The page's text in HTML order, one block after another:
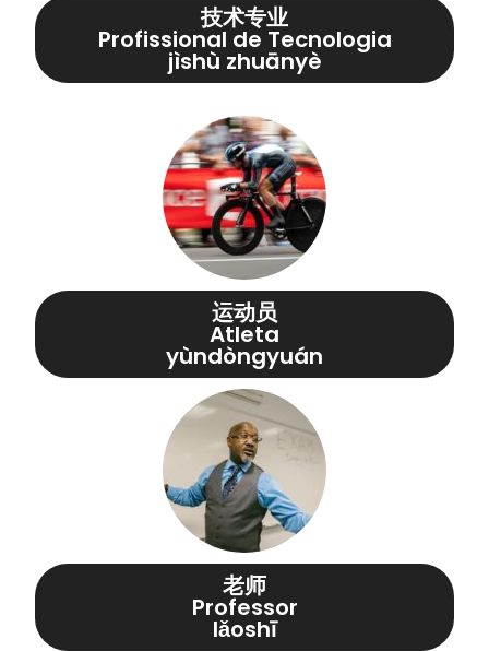
技术专业
Profissional de Tecnologia
jìshù zhuānyè
运动员
Atleta
yùndòngyuán
老师
Professor
lǎoshī